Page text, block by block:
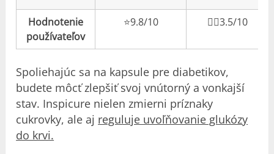
Hodnotenie
používateľov
⭐️9.8/10 👎🏼3.5/10
Spoliehajúc sa na kapsule pre diabetikov,
budete môcť zlepšiť svoj vnútorný a vonkajší
stav. Inspicure nielen zmierni príznaky
cukrovky, ale aj reguluje uvoľňovanie glukózy
do krvi.